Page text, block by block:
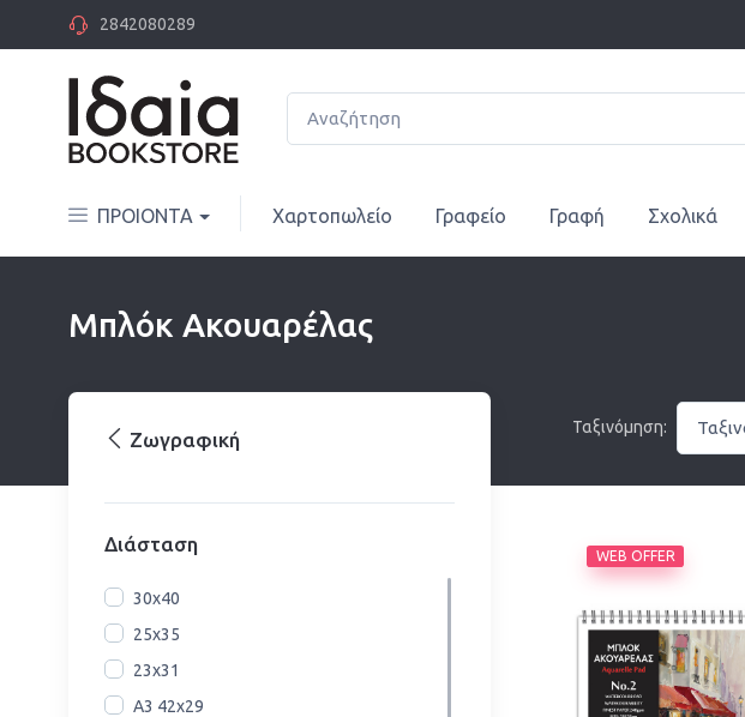
2842080289
ΠΡΟΙΟΝΤΑ Χαρτοπωλείο Γραφείο Γραφή Σχολικά
Μπλόκ Ακουαρέλας
Ζωγραφική
Διάσταση
30x40
25x35
23x31
Α3 42x29
Ταξινόμηση:
WEB OFFER